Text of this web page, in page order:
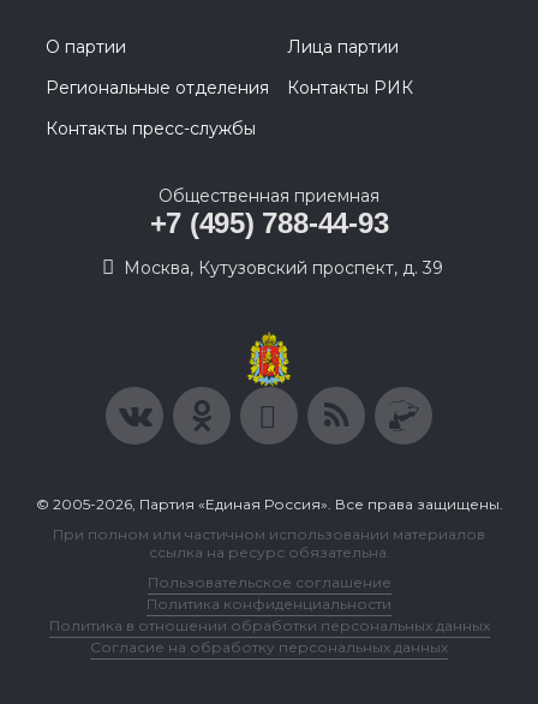
О партии
Лица партии
Региональные отделения
Контакты РИК
Контакты пресс-службы
Общественная приемная
+7 (495) 788-44-93
Москва, Кутузовский проспект, д. 39
© 2005-2026, Партия «Единая Россия». Все права защищены.
При полном или частичном использовании материалов
ссылка на ресурс обязательна.
Пользовательское соглашение
Политика конфиденциальности
Политика в отношении обработки персональных данных
Согласие на обработку персональных данных